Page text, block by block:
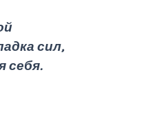
сил,
себя.